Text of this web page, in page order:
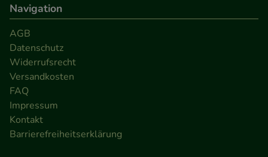
Navigation
AGB
Datenschutz
Widerrufsrecht
Versandkosten
FAQ
Impressum
Kontakt
Barrierefreiheitserklärung